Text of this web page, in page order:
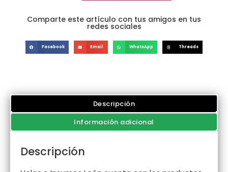
Comparte este artículo con tus amigos en tus
redes sociales
Facebook Email WhatsApp Threads
Descripción
Información adicional
Descripción